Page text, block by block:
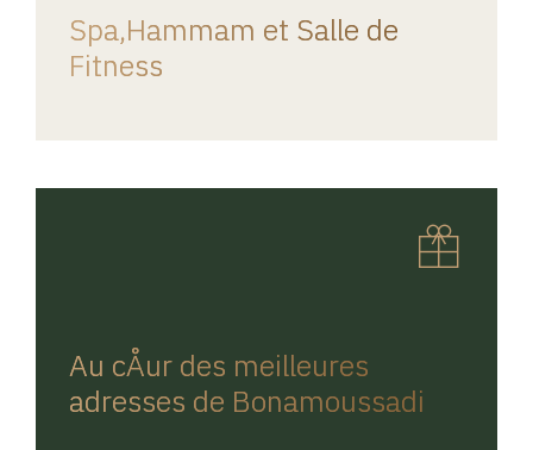
Spa,Hammam et Salle de
Fitness
Au cÅur des meilleures
adresses de Bonamoussadi